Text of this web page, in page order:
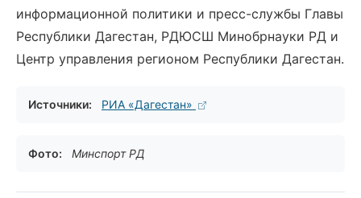
информационной политики и пресс-службы Главы
Республики Дагестан, РДЮСШ Минобрнауки РД и
Центр управления регионом Республики Дагестан.
Источники: РИА «Дагестан»
Фото: Минспорт РД